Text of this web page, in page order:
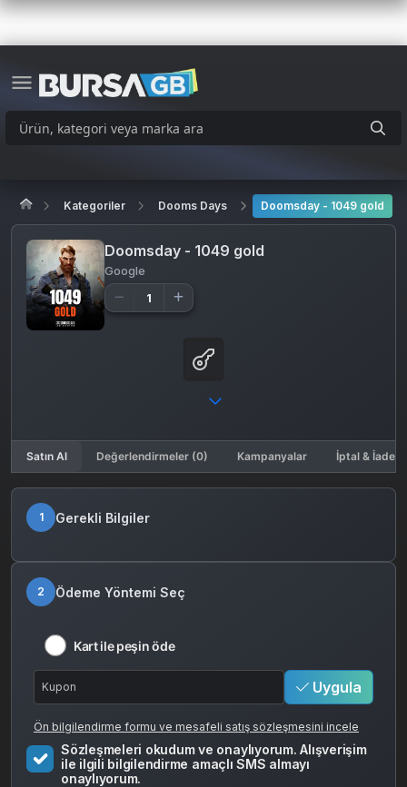
Kategoriler Dooms Days Doomsday - 1049 gold
Doomsday - 1049 gold
Google
Satın Al Değerlendirmeler (0) Kampanyalar İptal & İade
1 Gerekli Bilgiler
2 Ödeme Yöntemi Seç
Kart ile peşin öde
Uygula
Ön bilgilendirme formu ve mesafeli satış sözleşmesini incele
Sözleşmeleri okudum ve onaylıyorum. Alışverişim
ile ilgili bilgilendirme amaçlı SMS almayı
onaylıyorum.